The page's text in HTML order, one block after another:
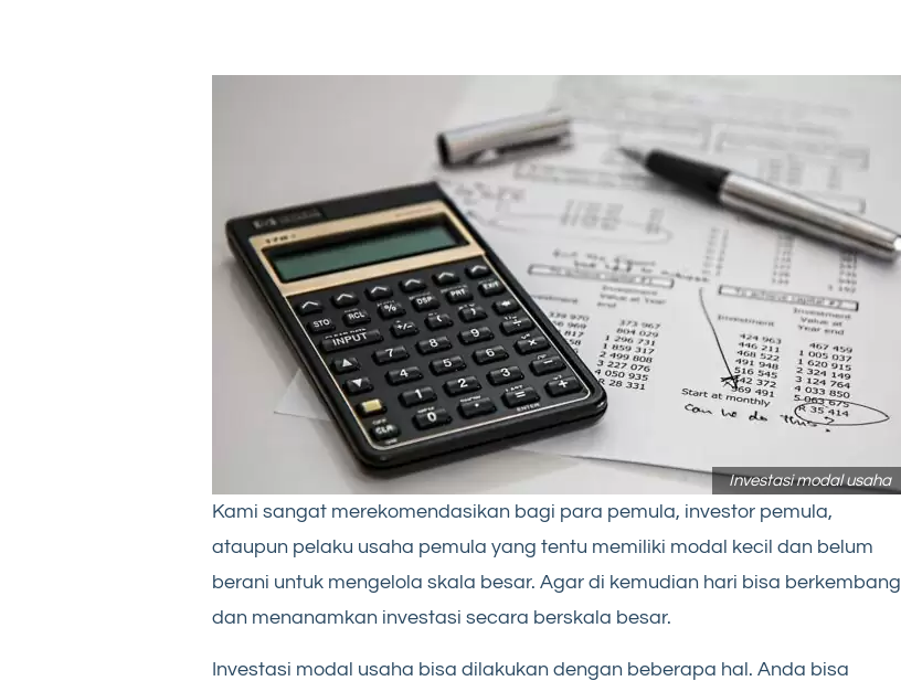
Investasi modal usaha
Kami sangat merekomendasikan bagi para pemula, investor pemula,
ataupun pelaku usaha pemula yang tentu memiliki modal kecil dan belum
berani untuk mengelola skala besar. Agar di kemudian hari bisa berkembang
dan menanamkan investasi secara berskala besar.
Investasi modal usaha bisa dilakukan dengan beberapa hal. Anda bisa